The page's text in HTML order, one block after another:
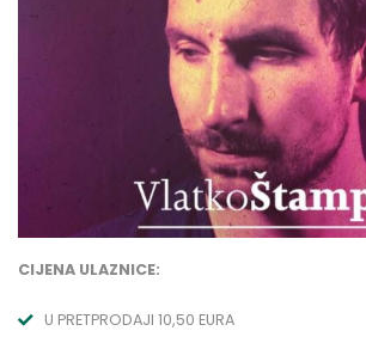
CIJENA ULAZNICE:
U PRETPRODAJI 10,50 EURA